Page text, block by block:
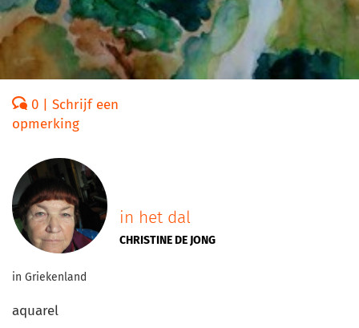
0 | Schrijf een
opmerking
in het dal
CHRISTINE DE JONG
in Griekenland
aquarel